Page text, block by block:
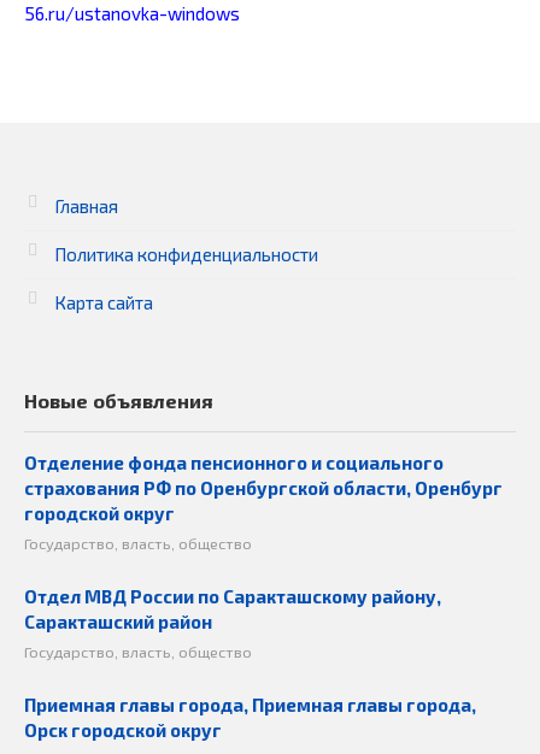
56.ru/ustanovka-windows
Главная
Политика конфиденциальности
Карта сайта
Новые объявления
Отделение фонда пенсионного и социального
страхования РФ по Оренбургской области, Оренбург
городской округ
Государство, власть, общество
Отдел МВД России по Саракташскому району,
Саракташский район
Государство, власть, общество
Приемная главы города, Приемная главы города,
Орск городской округ